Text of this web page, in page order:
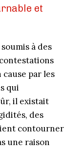
et
à des
par les
qui
il existait
des
contourner
une raison